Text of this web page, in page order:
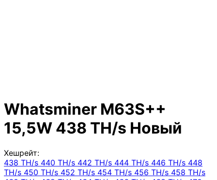
Whatsminer M63S++
15,5W 438 TH/s Новый
Хешрейт:
438 TH/s 440 TH/s 442 TH/s 444 TH/s 446 TH/s 448
TH/s 450 TH/s 452 TH/s 454 TH/s 456 TH/s 458 TH/s